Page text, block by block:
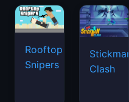
Rooftop
Snipers
Stickman
Clash